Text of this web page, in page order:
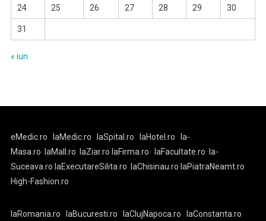
24 25 26 27 28 29 30
31
« iun.
eMedic.ro laMedic.ro laSpital.ro laHotel.ro
la-
Masa.ro
laMall.ro laZiar.ro laFirma.ro laFacultate.ro
la-
Suceava.ro laExecutareSilita.ro laChisinau.ro laPiatraNeamt.ro
High-Fashion.ro
laRomania.ro laBucuresti.ro laClujNapoca.ro laConstanta.ro